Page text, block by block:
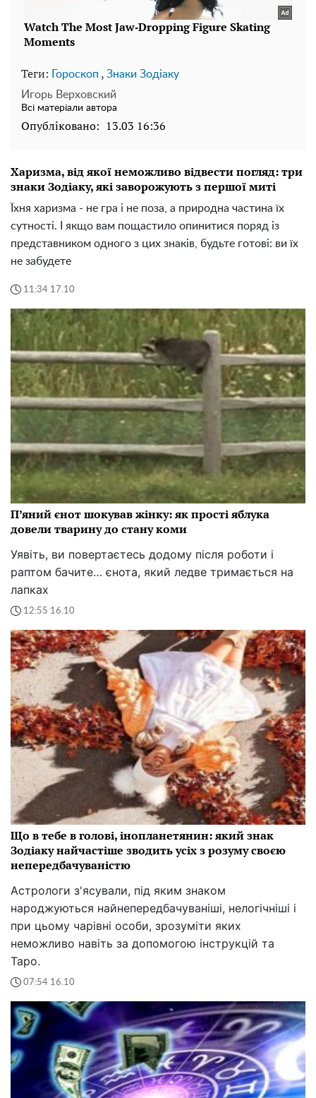
Теги: Гороскоп , Знаки Зодіаку
Игорь Верховский
Всі матеріали автора
Опубліковано: 13.03 16:36
Харизма, від якої неможливо відвести погляд: три
знаки Зодіаку, які заворожують з першої миті
Їхня харизма - не гра і не поза, а природна частина їх
сутності. І якщо вам пощастило опинитися поряд із
представником одного з цих знаків, будьте готові: ви їх
не забудете
11:34 17.10
П’яний єнот шокував жінку: як прості яблука
довели тварину до стану коми
Уявіть, ви повертаєтесь додому після роботи і
раптом бачите… єнота, який ледве тримається на
лапках
12:55 16.10
Що в тебе в голові, інопланетянин: який знак
Зодіаку найчастіше зводить усіх з розуму своєю
непередбачуваністю
Астрологи з'ясували, під яким знаком
народжуються найнепередбачуваніші, нелогічніші і
при цьому чарівні особи, зрозуміти яких
неможливо навіть за допомогою інструкцій та
Таро.
07:54 16.10